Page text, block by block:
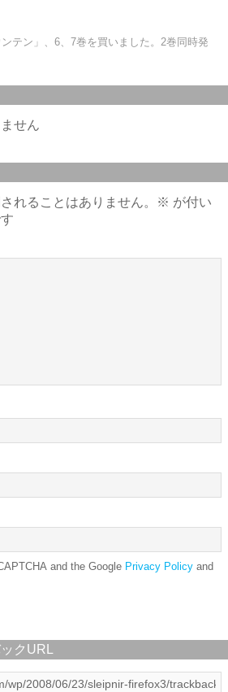
テン」、6、7巻を買いました。2巻同時発
せん
れることはありません。 ※ が付い
and the Google Privacy Policy and
クURL